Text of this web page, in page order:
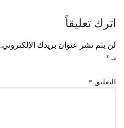
اترك تعليقاً
لن يتم نشر عنوان بريدك الإلكتروني.
بـ*
التعليق *